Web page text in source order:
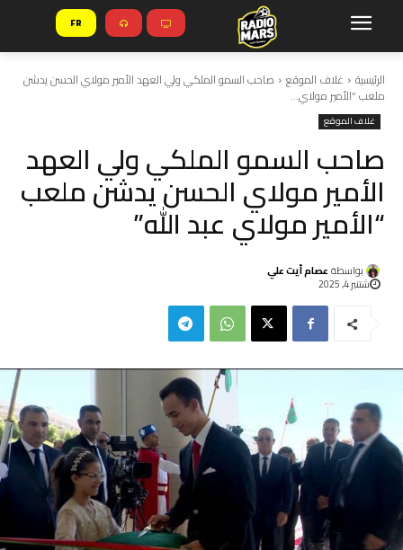
FR
الرئيسية غلاف الموقع صاحب السمو الملكي ولي العهد الأمير مولاي الحسن يدشن
ملعب “الأمير مولاي...
غلاف الموقع
صاحب السمو الملكي ولي العهد
الأمير مولاي الحسن يدشن ملعب
“الأمير مولاي عبد الله”
بواسطة عصام أيت علي
شتنبر 4, 2025